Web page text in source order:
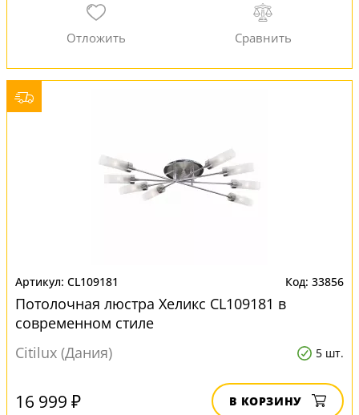
CL109181 33856
Потолочная люстра Хеликс CL109181 в
современном стиле
Citilux (Дания)
5 шт.
16 999 ₽ В КОРЗИНУ